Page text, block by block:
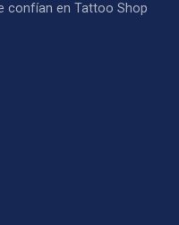
confían en Tattoo Shop